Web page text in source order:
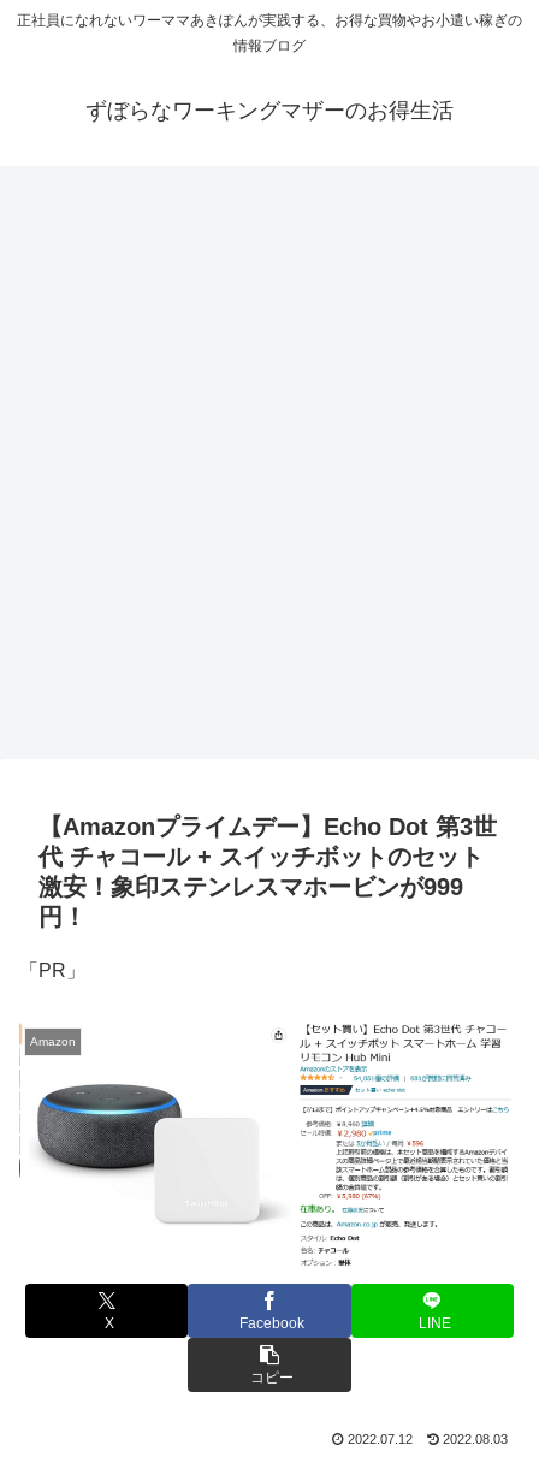
正社員になれないワーママあきぽんが実践する、お得な買物やお小遣い稼ぎの
情報ブログ
ずぼらなワーキングマザーのお得生活
【Amazonプライムデー】Echo Dot 第3世
代 チャコール + スイッチボットのセット
激安！象印ステンレスマホービンが999
円！
「PR」
Amazon
X Facebook LINE
コピー
2022.07.12 2022.08.03